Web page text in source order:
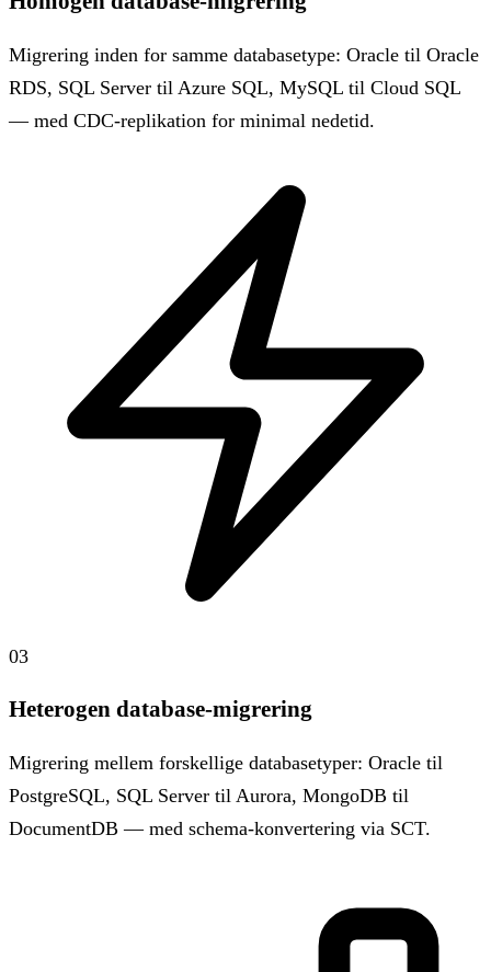
Migrering inden for samme databasetype: Oracle til Oracle
RDS, SQL Server til Azure SQL, MySQL til Cloud SQL
— med CDC-replikation for minimal nedetid.
03
Heterogen database-migrering
Migrering mellem forskellige databasetyper: Oracle til
PostgreSQL, SQL Server til Aurora, MongoDB til
DocumentDB — med schema-konvertering via SCT.